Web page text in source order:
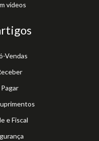
vídeos
Vendas
e Fiscal